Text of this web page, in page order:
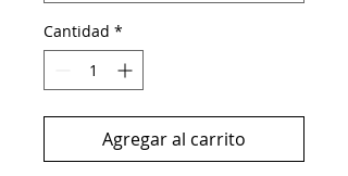
Cantidad *
Agregar al carrito